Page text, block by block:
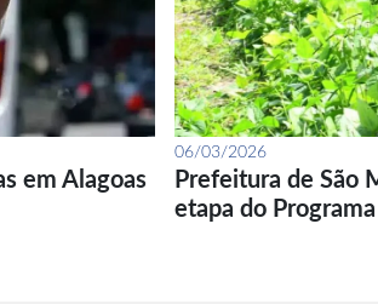
em Alagoas
06/03/2026
Prefeitura de São
etapa do